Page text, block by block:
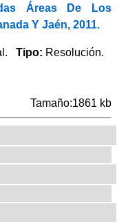
Áreas De Los
Y Jaén, 2011.
Tipo: Resolución.
Tamaño:1861 kb